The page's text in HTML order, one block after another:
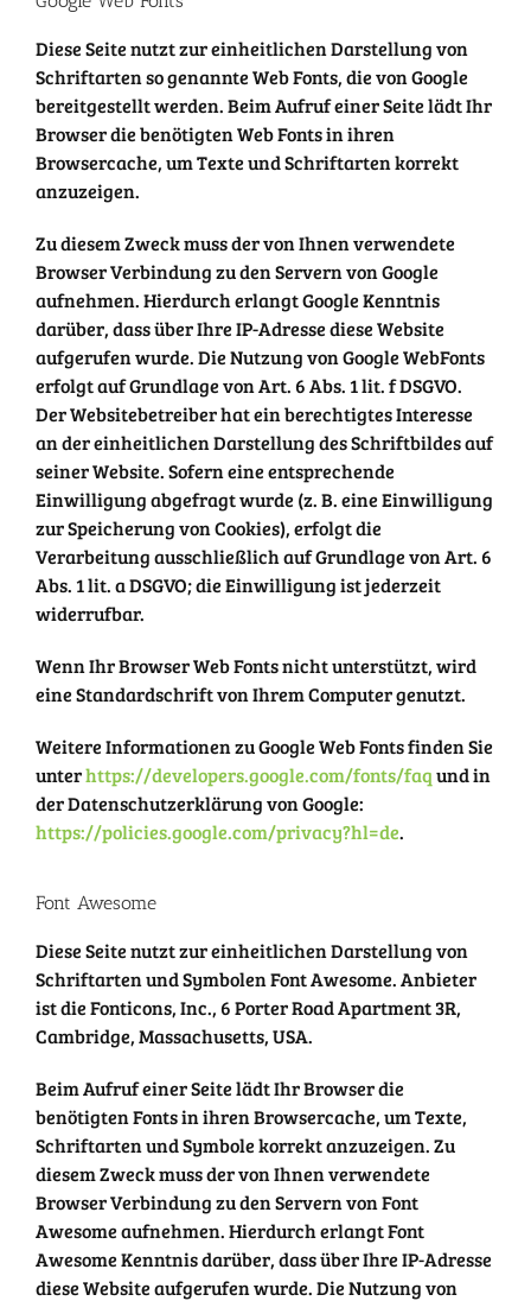
Diese Seite nutzt zur einheitlichen Darstellung von
Schriftarten so genannte Web Fonts, die von Google
bereitgestellt werden. Beim Aufruf einer Seite lädt Ihr
Browser die benötigten Web Fonts in ihren
Browsercache, um Texte und Schriftarten korrekt
anzuzeigen.
Zu diesem Zweck muss der von Ihnen verwendete
Browser Verbindung zu den Servern von Google
aufnehmen. Hierdurch erlangt Google Kenntnis
darüber, dass über Ihre IP-Adresse diese Website
aufgerufen wurde. Die Nutzung von Google WebFonts
erfolgt auf Grundlage von Art. 6 Abs. 1 lit. f DSGVO.
Der Websitebetreiber hat ein berechtigtes Interesse
an der einheitlichen Darstellung des Schriftbildes auf
seiner Website. Sofern eine entsprechende
Einwilligung abgefragt wurde (z. B. eine Einwilligung
zur Speicherung von Cookies), erfolgt die
Verarbeitung ausschließlich auf Grundlage von Art. 6
Abs. 1 lit. a DSGVO; die Einwilligung ist jederzeit
widerrufbar.
Wenn Ihr Browser Web Fonts nicht unterstützt, wird
eine Standardschrift von Ihrem Computer genutzt.
Weitere Informationen zu Google Web Fonts finden Sie
unterhttps://developers.google.com/fonts/faqund in
der Datenschutzerklärung von Google:
https://policies.google.com/privacy?hl=de.
Font Awesome
Diese Seite nutzt zur einheitlichen Darstellung von
Schriftarten und Symbolen Font Awesome. Anbieter
ist die Fonticons, Inc., 6 Porter Road Apartment 3R,
Cambridge, Massachusetts, USA.
Beim Aufruf einer Seite lädt Ihr Browser die
benötigten Fonts in ihren Browsercache, um Texte,
Schriftarten und Symbole korrekt anzuzeigen. Zu
diesem Zweck muss der von Ihnen verwendete
Browser Verbindung zu den Servern von Font
Awesome aufnehmen. Hierdurch erlangt Font
Awesome Kenntnis darüber, dass über Ihre IP-Adresse
diese Website aufgerufen wurde. Die Nutzung von